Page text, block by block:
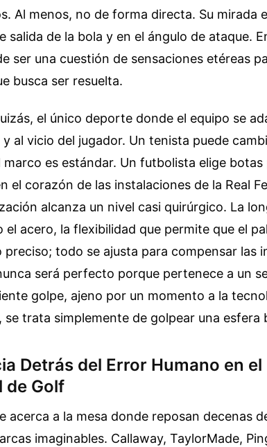
Al menos, no de forma directa. Su mirada
salida de la bola y en el ángulo de ataque.
ser una cuestión de sensaciones etéreas
busca ser resuelta.
el único deporte donde el equipo se
y al vicio del jugador. Un tenista puede
marco es estándar. Un futbolista elige
el corazón de las instalaciones de la Real
alcanza un nivel casi quirúrgico. La
el acero, la flexibilidad que permite que el
preciso; todo se ajusta para compensar las
será perfecto porque pertenece a un
golpe, ajeno por un momento a la
se trata simplemente de golpear una esfera
Detrás del Error Humano en
de Golf
acerca a la mesa donde reposan decenas
imaginables. Callaway, TaylorMade,